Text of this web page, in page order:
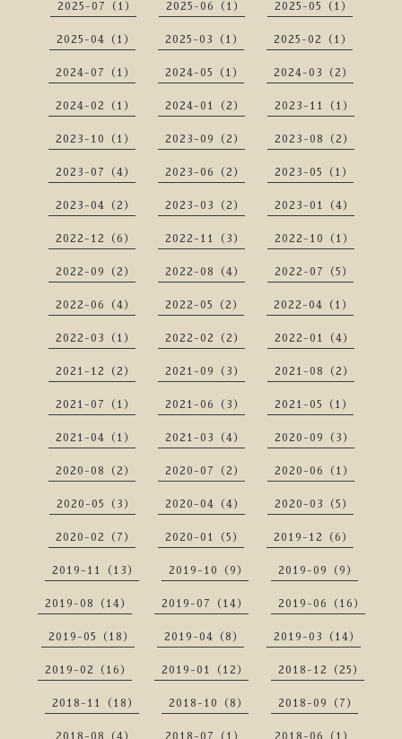
2025-07（1） 2025-06（1） 2025-05（1）
2025-04（1） 2025-03（1） 2025-02（1）
2024-07（1） 2024-05（1） 2024-03（2）
2024-02（1） 2024-01（2） 2023-11（1）
2023-10（1） 2023-09（2） 2023-08（2）
2023-07（4） 2023-06（2） 2023-05（1）
2023-04（2） 2023-03（2） 2023-01（4）
2022-12（6） 2022-11（3） 2022-10（1）
2022-09（2） 2022-08（4） 2022-07（5）
2022-06（4） 2022-05（2） 2022-04（1）
2022-03（1） 2022-02（2） 2022-01（4）
2021-12（2） 2021-09（3） 2021-08（2）
2021-07（1） 2021-06（3） 2021-05（1）
2021-04（1） 2021-03（4） 2020-09（3）
2020-08（2） 2020-07（2） 2020-06（1）
2020-05（3） 2020-04（4） 2020-03（5）
2020-02（7） 2020-01（5） 2019-12（6）
2019-11（13） 2019-10（9） 2019-09（9）
2019-08（14） 2019-07（14） 2019-06（16）
2019-05（18） 2019-04（8） 2019-03（14）
2019-02（16） 2019-01（12） 2018-12（25）
2018-11（18） 2018-10（8） 2018-09（7）
2018-08（4） 2018-07（1） 2018-06（1）